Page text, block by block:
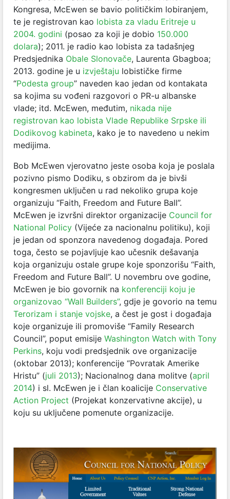
Kongresa, McEwen se bavio političkim lobiranjem,
te je registrovan kao lobista za vladu Eritreje u
2004. godini (posao za koji je dobio 150.000
dolara); 2011. je radio kao lobista za tadašnjeg
Predsjednika Obale Slonovače, Laurenta Gbagboa;
2013. godine je u izvještaju lobističke firme
“Podesta group” naveden kao jedan od kontakata
sa kojima su vođeni razgovori o PR-u albanske
vlade; itd. McEwen, međutim, nikada nije
registrovan kao lobista Vlade Republike Srpske ili
Dodikovog kabineta, kako je to navedeno u nekim
medijima.
Bob McEwen vjerovatno jeste osoba koja je poslala
pozivno pismo Dodiku, s obzirom da je bivši
kongresmen uključen u rad nekoliko grupa koje
organizuju “Faith, Freedom and Future Ball”.
McEwen je izvršni direktor organizacije Council for
National Policy (Vijeće za nacionalnu politiku), koji
je jedan od sponzora navedenog događaja. Pored
toga, često se pojavljuje kao učesnik dešavanja
koja organizuju ostale grupe koje sponzorišu “Faith,
Freedom and Future Ball”. U novembru ove godine,
McEwen je bio govornik na konferenciji koju je
organizovao “Wall Builders”, gdje je govorio na temu
Terorizam i stanje vojske, a čest je gost i događaja
koje organizuje ili promoviše “Family Research
Council”, poput emisije Washington Watch with Tony
Perkins, koju vodi predsjednik ove organizacije
(oktobar 2013); konferencije “Povratak Amerike
Hristu” (juli 2013); Nacionalnog dana molitve (april
2014) i sl. McEwen je i član koalicije Conservative
Action Project (Projekat konzervativne akcije), u
koju su uključene pomenute organizacije.